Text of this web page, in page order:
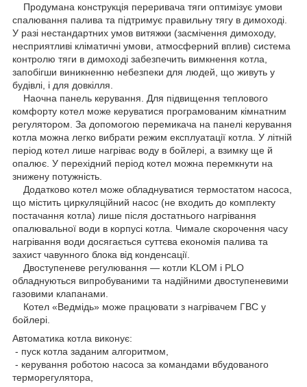
Продумана конструкція переривача тяги оптимізує умови
спалювання палива та підтримує правильну тягу в димоході.
У разі нестандартних умов витяжки (засмічення димоходу,
несприятливі кліматичні умови, атмосферний вплив) система
контролю тяги в димоході забезпечить вимкнення котла,
запобігши виникненню небезпеки для людей, що живуть у
будівлі, і для довкілля.
Наочна панель керування. Для підвищення теплового
комфорту котел може керуватися програмованим кімнатним
регулятором. За допомогою перемикача на панелі керування
котла можна легко вибрати режим експлуатації котла. У літній
період котел лише нагріває воду в бойлері, а взимку ще й
опалює. У перехідний період котел можна перемкнути на
знижену потужність.
Додатково котел може обладнуватися термостатом насоса,
що містить циркуляційний насос (не входить до комплекту
постачання котла) лише після достатнього нагрівання
опалювальної води в корпусі котла. Чимале скорочення часу
нагрівання води досягається суттєва економія палива та
захист чавунного блока від конденсації.
Двоступеневе регулювання — котли KLOM і PLO
обладнуються випробуваними та надійними двоступеневими
газовими клапанами.
Котел «Ведмідь» може працювати з нагрівачем ГВС у
бойлері.
Автоматика котла виконує:
- пуск котла заданим алгоритмом,
- керування роботою насоса за командами вбудованого
терморегулятора,